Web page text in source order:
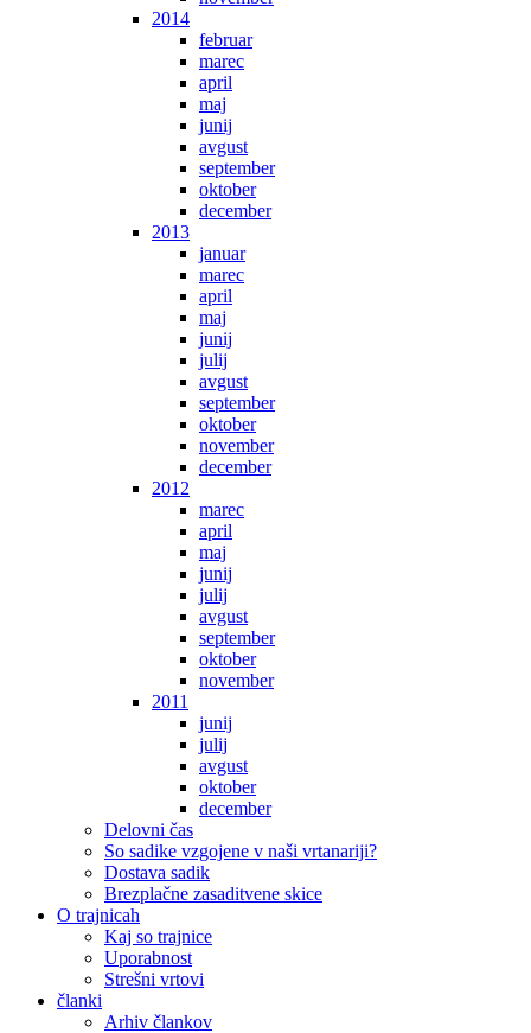
2014
februar
marec
april
maj
junij
avgust
september
oktober
december
2013
januar
marec
april
maj
junij
julij
avgust
september
oktober
november
december
2012
marec
april
maj
junij
julij
avgust
september
oktober
november
2011
junij
julij
avgust
oktober
december
Delovni čas
So sadike vzgojene v naši vrtanariji?
Dostava sadik
Brezplačne zasaditvene skice
O trajnicah
Kaj so trajnice
Uporabnost
Strešni vrtovi
članki
Arhiv člankov